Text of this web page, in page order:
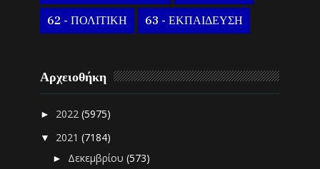
62 - ΠΟΛΙΤΙΚΗ 63 - ΕΚΠΑΙΔΕΥΣΗ
Αρχειοθήκη
► 2022(5975)
▼ 2021(7184)
► Δεκεμβρίου(573)